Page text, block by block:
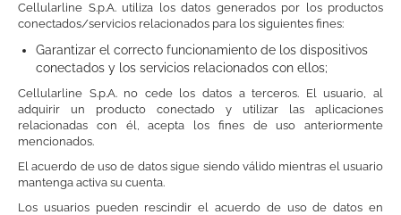
Cellularline S.p.A. utiliza los datos generados por los productos
conectados/servicios relacionados para los siguientes fines:
Garantizar el correcto funcionamiento de los dispositivos
conectados y los servicios relacionados con ellos;
Cellularline S.p.A. no cede los datos a terceros. El usuario, al
adquirir un producto conectado y utilizar las aplicaciones
relacionadas con él, acepta los fines de uso anteriormente
mencionados.
El acuerdo de uso de datos sigue siendo válido mientras el usuario
mantenga activa su cuenta.
Los usuarios pueden rescindir el acuerdo de uso de datos en